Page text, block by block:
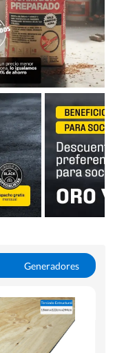
Generadores
Sierras Circulares